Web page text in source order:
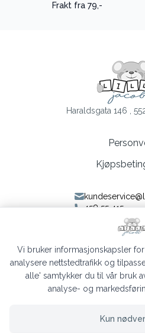
Frakt fra 79,-
Haraldsgata 146 ,
458 55 415
Følg oss på
Følg oss på
Vi bruker informasjonskapsler
analysere nettstedtrafikk og
alle' samtykker du til vår bruk
analyse- og
Kun